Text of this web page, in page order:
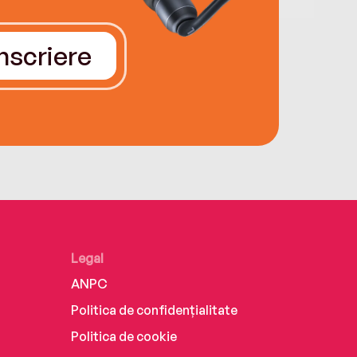
Legal
ANPC
Politica de confidențialitate
Politica de cookie